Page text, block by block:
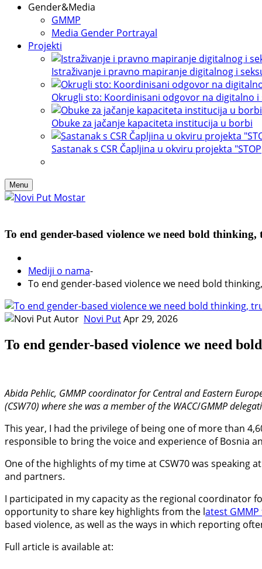
Gender&Media
GMMP
Media Gender Portrayal
Projekti
Istraživanje i pravno mapiranje digitalnog i
Okrugli sto: Koordinisani odgovor na digitalno i
Obuke za jačanje kapaciteta institucija u borbi
Sastanak s CSR Čapljina u okviru projekta "STOP
Menu
To end gender-based violence we need bold
Mediji o nama-
To end gender-based violence we need bold
Autor Novi PutApr 29, 2026
To end gender-based violence we need
Abida Pehlic, GMMP coordinator for Central and Eastern
(CSW70) where she was a member of the WACC/GMMP
This year, I had the privilege of being one of more than
responsible to bring the voice and experience of Bosnia
One of the highlights of my time at CSW70 was speaking
and partners.
I participated in my capacity as the regional coordinator
opportunity to share key highlights from the latest
based violence, as well as the ways in which reporting
Full article is available at: